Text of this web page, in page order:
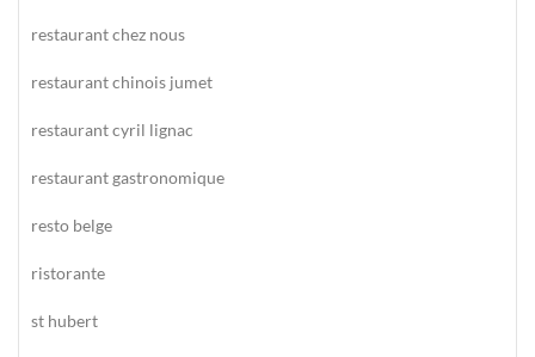
restaurant chez nous
restaurant chinois jumet
restaurant cyril lignac
restaurant gastronomique
resto belge
ristorante
st hubert